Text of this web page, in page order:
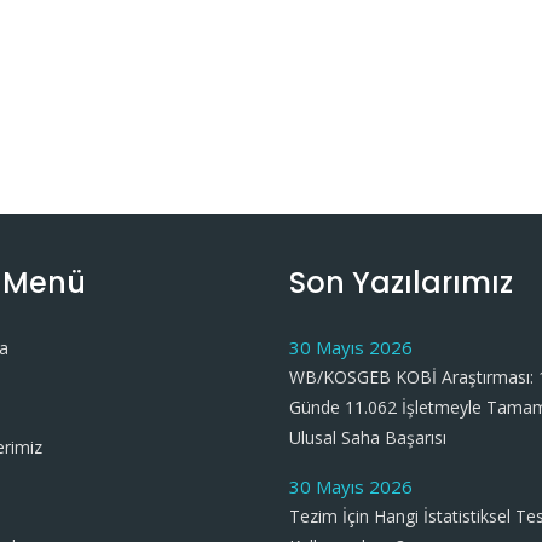
Menü Son Yazılarımız
30 Mayıs 2026
WB/KOSGEB KOBİ Araştırması:
Günde 11.062 İşletmeyle
Ulusal Saha Başarısı
30 Mayıs 2026
Tezim İçin Hangi İstatistiksel